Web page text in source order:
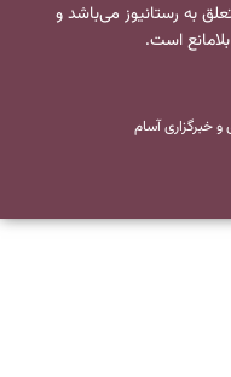
به رستانیوز می‌باشد و
است.
خبرگزاری آسام